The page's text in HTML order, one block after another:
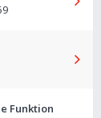
Funktion